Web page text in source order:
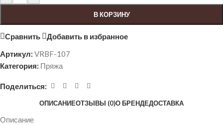
В КОРЗИНУ
Сравнить
Добавить в избранное
Артикул: VRBF-107
Категория: Пряжа
Поделиться:
ОПИСАНИЕОТЗЫВЫ (0)О БРЕНДЕДОСТАВКА
Описание